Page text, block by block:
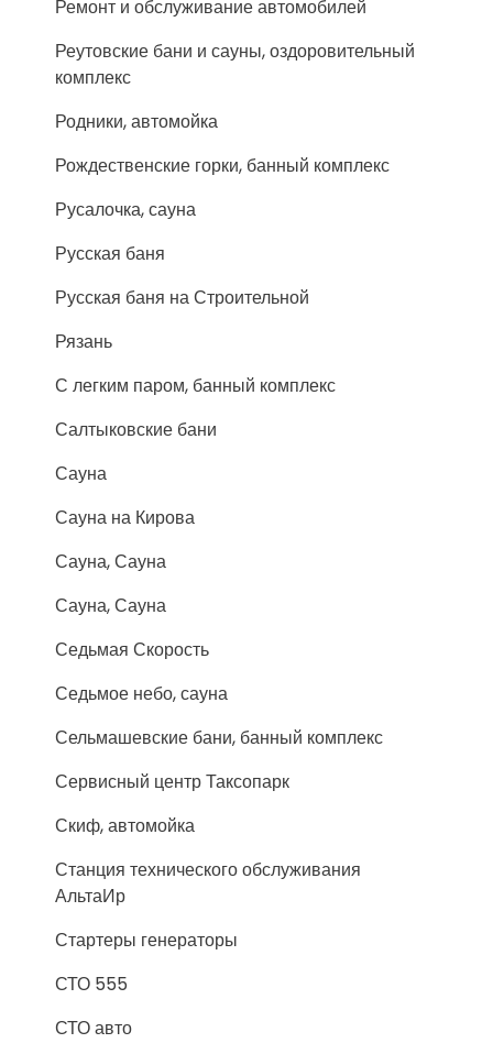
Ремонт и обслуживание автомобилей
Реутовские бани и сауны, оздоровительный
комплекс
Родники, автомойка
Рождественские горки, банный комплекс
Русалочка, сауна
Русская баня
Русская баня на Строительной
Рязань
С легким паром, банный комплекс
Салтыковские бани
Сауна
Сауна на Кирова
Сауна, Сауна
Сауна, Сауна
Седьмая Скорость
Седьмое небо, сауна
Сельмашевские бани, банный комплекс
Сервисный центр Таксопарк
Скиф, автомойка
Станция технического обслуживания
АльтаИр
Стартеры генераторы
СТО 555
СТО авто